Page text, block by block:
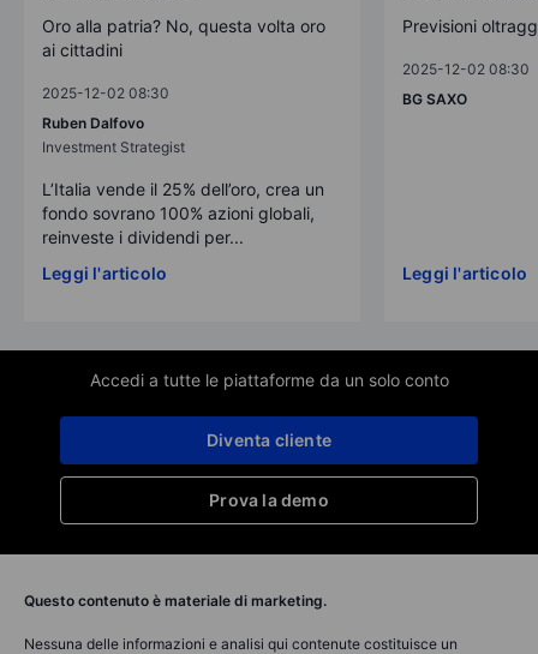
Oro alla patria? No, questa volta oro
ai cittadini
2025-12-02 08:30
Ruben Dalfovo
Investment Strategist
L’Italia vende il 25% dell’oro, crea un
fondo sovrano 100% azioni globali,
reinveste i dividendi per...
Leggi l'articolo
Previsioni
2025-12-02 08:30
BG SAXO
Leggi l'articolo
Accedi a tutte le piattaforme da un solo conto
Prova la demo
Diventa cliente
Questo contenuto è materiale di marketing.
Nessuna delle informazioni e analisi qui contenute costituisce un